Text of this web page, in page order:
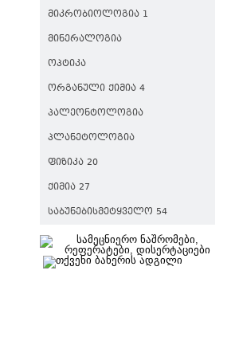
ᲛᲘᲙᲠᲝᲑᲘᲝᲚᲝᲒᲘᲐ 1
ᲛᲘᲜᲔᲠᲐᲚᲝᲒᲘᲐ
ᲝᲞᲢᲘᲙᲐ
ᲝᲠᲒᲐᲜᲣᲚᲘ ᲥᲘᲛᲘᲐ 4
ᲞᲐᲚᲔᲝᲜᲢᲝᲚᲝᲒᲘᲐ
ᲞᲚᲐᲜᲔᲢᲝᲚᲝᲒᲘᲐ
ᲤᲘᲖᲘᲙᲐ 20
ᲥᲘᲛᲘᲐ 27
ᲡᲐᲑᲣᲜᲔᲑᲘᲡᲛᲔᲢᲧᲕᲔᲚᲝ 54